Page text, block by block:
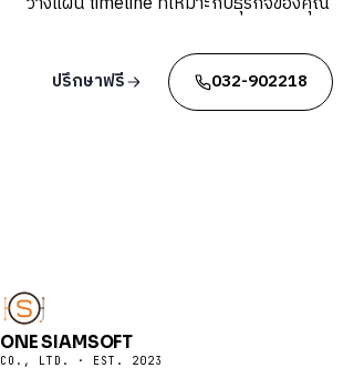
ปรึกษาฟรี 032-902218
ONE SIAMSOFT
CO., LTD. · EST. 2023